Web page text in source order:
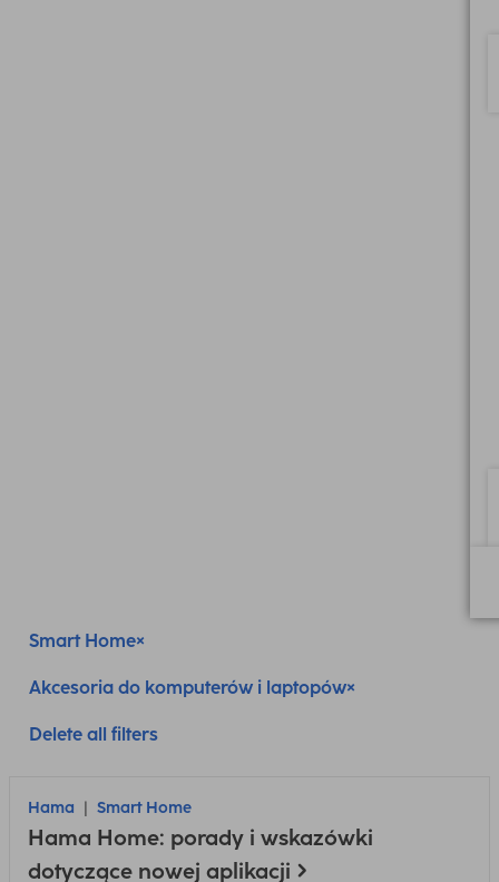
Smart Home
Akcesoria do komputerów i laptopów
Delete all filters
Hama Smart Home
Hama Home: porady i wskazówki
dotyczące nowej aplikacji